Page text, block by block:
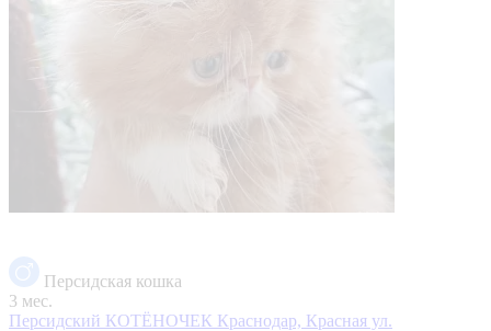
Персидская кошка
3 мес.
Персидский КОТЁНОЧЕК Краснодар, Красная ул.